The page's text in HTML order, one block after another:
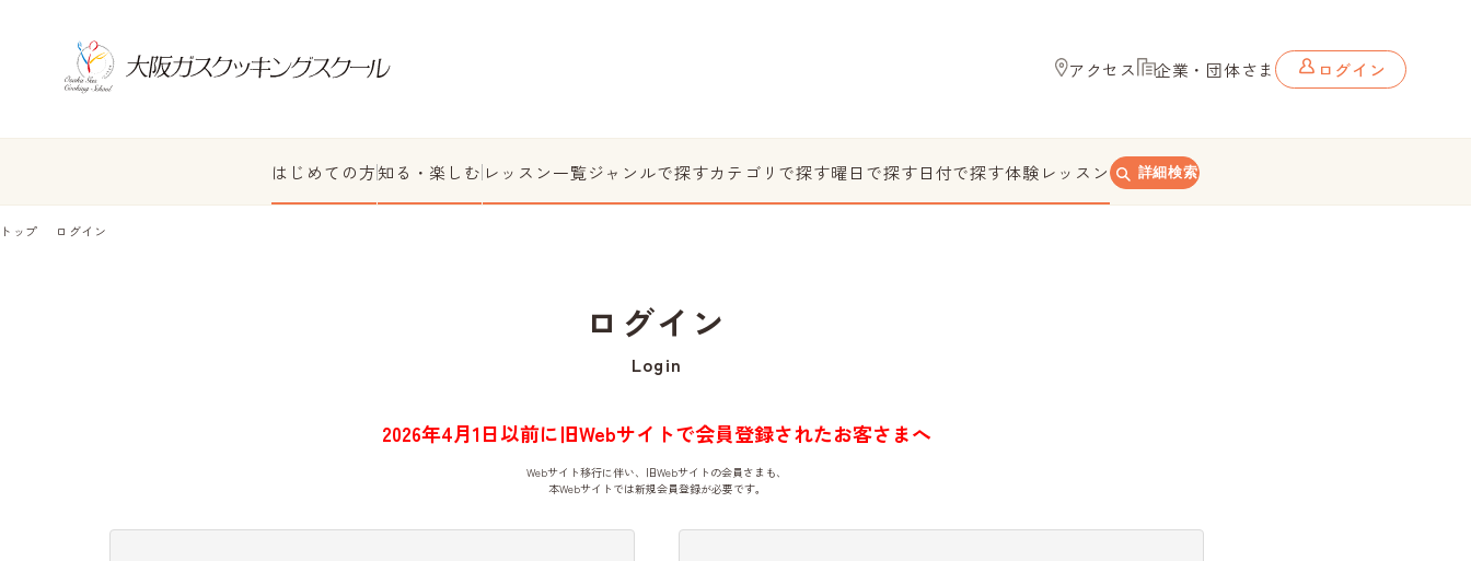
アクセス 企業・団体さま ログイン
はじめての方知る・楽しむ レッスン一覧ジャンルで探すカテゴリで探す曜日で探す日付で探す体験レッスン 詳細検索
トップ ログイン
ログイン
Login
2026年4月1日以前に旧Webサイトで会員登録されたお客さまへ
Webサイト移行に伴い、旧Webサイトの会員さまも、
本Webサイトでは新規会員登録が必要です。